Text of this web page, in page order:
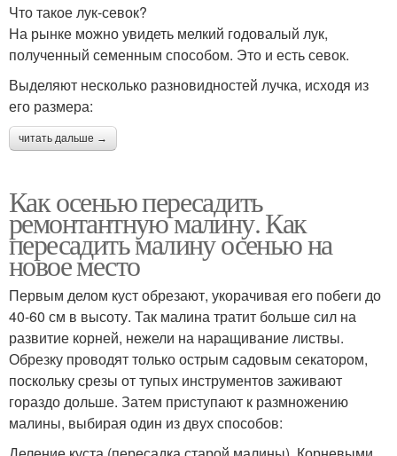
Что такое лук-севок?
На рынке можно увидеть мелкий годовалый лук,
полученный семенным способом. Это и есть севок.
Выделяют несколько разновидностей лучка, исходя из
его размера:
читать дальше →
Как осенью пересадить
ремонтантную малину. Как
пересадить малину осенью на
новое место
Первым делом куст обрезают, укорачивая его побеги до
40-60 см в высоту. Так малина тратит больше сил на
развитие корней, нежели на наращивание листвы.
Обрезку проводят только острым садовым секатором,
поскольку срезы от тупых инструментов заживают
гораздо дольше. Затем приступают к размножению
малины, выбирая один из двух способов: